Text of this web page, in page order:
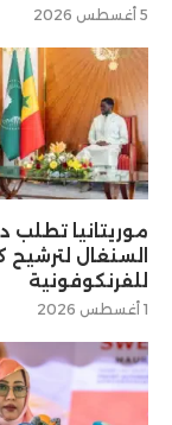
5 أغسطس 2026
موريتانيا تطلب
السنغال لترشيح
للفرنكوفونية
1 أغسطس 2026